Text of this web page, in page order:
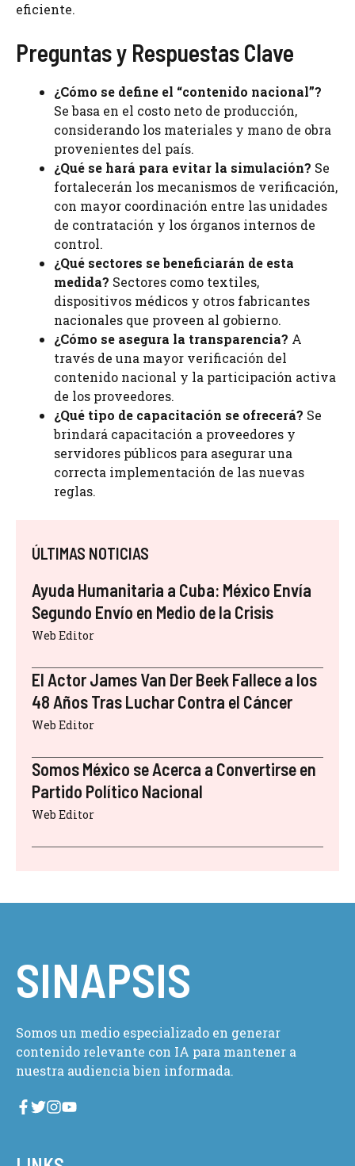
eficiente.
Preguntas y Respuestas Clave
¿Cómo se define el “contenido nacional”?
Se basa en el costo neto de producción,
considerando los materiales y mano de obra
provenientes del país.
¿Qué se hará para evitar la simulación? Se
fortalecerán los mecanismos de verificación,
con mayor coordinación entre las unidades
de contratación y los órganos internos de
control.
¿Qué sectores se beneficiarán de esta
medida? Sectores como textiles,
dispositivos médicos y otros fabricantes
nacionales que proveen al gobierno.
¿Cómo se asegura la transparencia? A
través de una mayor verificación del
contenido nacional y la participación activa
de los proveedores.
¿Qué tipo de capacitación se ofrecerá? Se
brindará capacitación a proveedores y
servidores públicos para asegurar una
correcta implementación de las nuevas
reglas.
ÚLTIMAS NOTICIAS
Ayuda Humanitaria a Cuba: México Envía
Segundo Envío en Medio de la Crisis
Web Editor
El Actor James Van Der Beek Fallece a los
48 Años Tras Luchar Contra el Cáncer
Web Editor
Somos México se Acerca a Convertirse en
Partido Político Nacional
Web Editor
SINAPSIS
Somos un medio especializado en generar
contenido relevante con IA para mantener a
nuestra audiencia bien informada.